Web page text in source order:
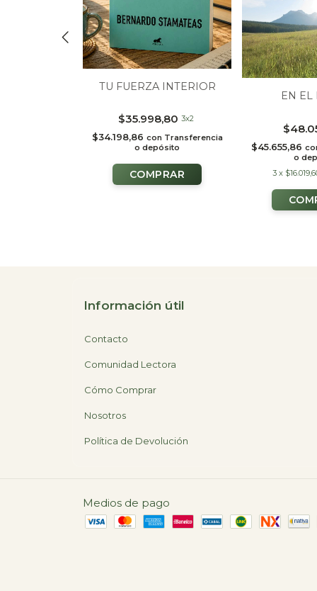
TU FUERZA INTERIOR
$35.998,80 3x2
$34.198,86 con Transferencia
o depósito
EN EL
$45.655,86
o
3 x
Información útil
Contacto
Comunidad Lectora
Cómo Comprar
Nosotros
Política de Devolución
Medios de pago